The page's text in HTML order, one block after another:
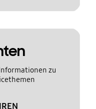
zu